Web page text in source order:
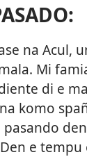
na Acul,
Mi
di e
komo
e